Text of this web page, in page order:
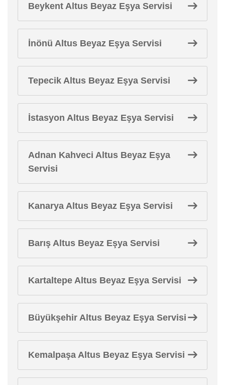
Beykent Altus Beyaz Eşya Servisi
İnönü Altus Beyaz Eşya Servisi
Tepecik Altus Beyaz Eşya Servisi
İstasyon Altus Beyaz Eşya Servisi
Adnan Kahveci Altus Beyaz Eşya
Servisi
Kanarya Altus Beyaz Eşya Servisi
Barış Altus Beyaz Eşya Servisi
Kartaltepe Altus Beyaz Eşya Servisi
Büyükşehir Altus Beyaz Eşya Servisi
Kemalpaşa Altus Beyaz Eşya Servisi